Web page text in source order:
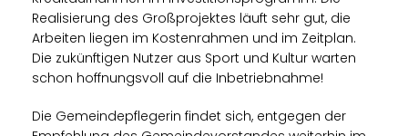
Realisierung des Großprojektes läuft sehr gut, die
Arbeiten liegen im Kostenrahmen und im Zeitplan.
Die zukünftigen Nutzer aus Sport und Kultur warten
schon hoffnungsvoll auf die Inbetriebnahme!
Die Gemeindepflegerin findet sich, entgegen der